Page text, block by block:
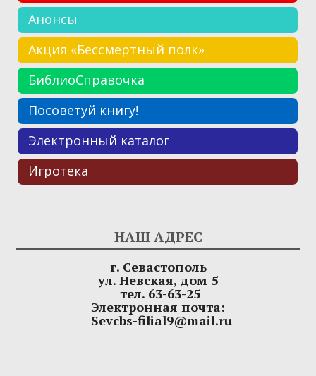
Анонсы
Акция «Бессмертный полк»
БиблиоСправочка
Посоветуй книгу!
Электронный каталог
Игротека
НАШ АДРЕС
г. Севастополь
ул. Невская, дом 5
тел. 63-63-25
Электронная почта:
Sevcbs-filial9@mail.ru